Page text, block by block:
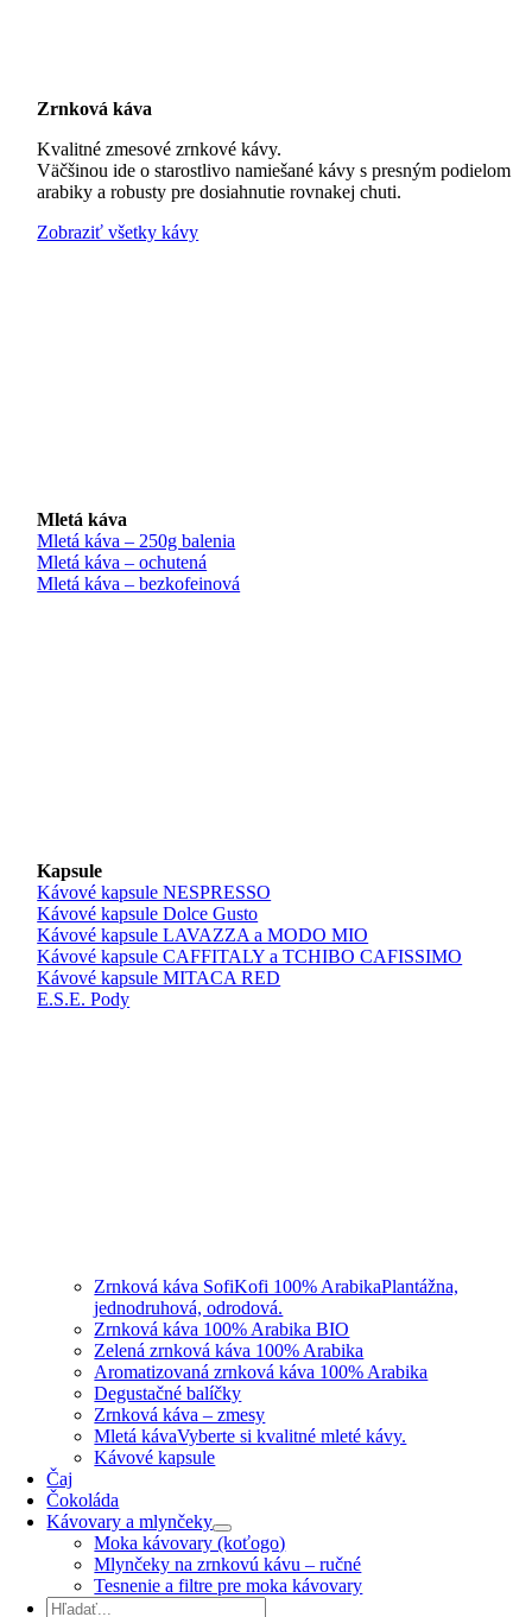
Zrnková káva
Kvalitné zmesové zrnkové kávy.
Väčšinou ide o starostlivo namiešané kávy s presným podielom
arabiky a robusty pre dosiahnutie rovnakej chuti.
Zobraziť všetky kávy
Mletá káva
Mletá káva – 250g balenia
Mletá káva – ochutená
Mletá káva – bezkofeinová
Kapsule
Kávové kapsule NESPRESSO
Kávové kapsule Dolce Gusto
Kávové kapsule LAVAZZA a MODO MIO
Kávové kapsule CAFFITALY a TCHIBO CAFISSIMO
Kávové kapsule MITACA RED
E.S.E. Pody
Zrnková káva SofiKofi 100% ArabikaPlantážna,
jednodruhová, odrodová.
Zrnková káva 100% Arabika BIO
Zelená zrnková káva 100% Arabika
Aromatizovaná zrnková káva 100% Arabika
Degustačné balíčky
Zrnková káva – zmesy
Mletá kávaVyberte si kvalitné mleté kávy.
Kávové kapsule
Čaj
Čokoláda
Kávovary a mlynčeky
Moka kávovary (koťogo)
Mlynčeky na zrnkovú kávu – ručné
Tesnenie a filtre pre moka kávovary
Hľadať: